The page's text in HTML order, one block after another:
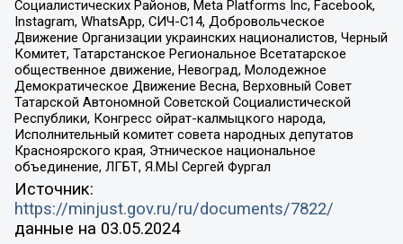
Социалистических Районов, Meta Platforms Inc, Facebook,
Instagram, WhatsApp, СИЧ-С14, Добровольческое
Движение Организации украинских националистов, Черный
Комитет, Татарстанское Региональное Всетатарское
общественное движение, Невоград, Молодежное
Демократическое Движение Весна, Верховный Совет
Татарской Автономной Советской Социалистической
Республики, Конгресс ойрат-калмыцкого народа,
Исполнительный комитет совета народных депутатов
Красноярского края, Этническое национальное
объединение, ЛГБТ, Я.МЫ Сергей Фургал
Источник:
https://minjust.gov.ru/ru/documents/7822/
данные на 03.05.2024